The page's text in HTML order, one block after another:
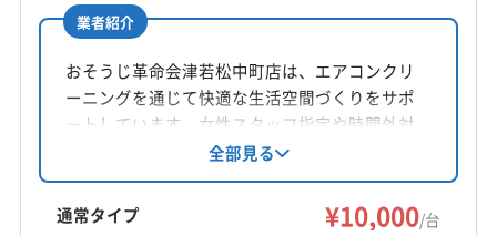
公式HP
公式サイトを見る
業者紹介
おそうじ革命会津若松中町店は、エアコンクリ
ーニングを通じて快適な生活空間づくりをサポ
ートしています。女性スタッフ指定や時間外対
応も相談可能。損害保険加入済みです。基本料
金10,000円/台で、複数台割引やオプションも充
実。土日祝日も対応しています。
全部見る
通常タイプ ¥10,000/台